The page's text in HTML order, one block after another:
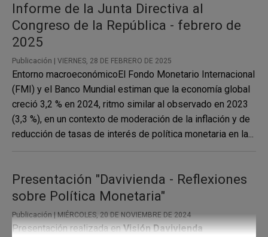
Informe de la Junta Directiva al
Congreso de la República - febrero de
2025
Publicación | VIERNES, 28 DE FEBRERO DE 2025
Entorno macroeconómicoEl Fondo Monetario Internacional
(FMI) y el Banco Mundial estiman que la economía global
creció 3,2 % en 2024, ritmo similar al observado en 2023
(3,3 %), en un contexto de moderación de la inflación y de
reducción de tasas de interés de política monetaria en la...
Presentación "Davivienda - Reflexiones
sobre Política Monetaria"
Publicación | MIÉRCOLES, 20 DE NOVIEMBRE DE 2024
Presentación realizada enVisión Davivienda